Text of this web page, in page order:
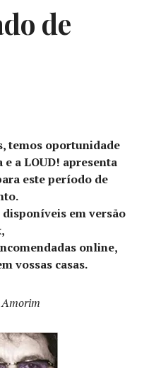
de
temos oportunidade
a LOUD! apresenta
este período de
em versão
online,
vossas casas.